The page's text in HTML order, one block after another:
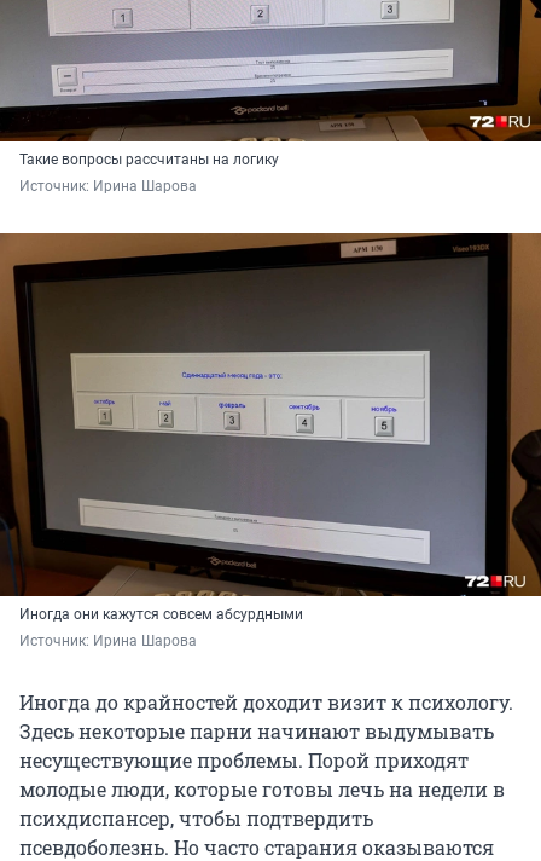
Такие вопросы рассчитаны на логику
Источник: Ирина Шарова
Иногда они кажутся совсем абсурдными
Источник: Ирина Шарова
Иногда до крайностей доходит визит к психологу.
Здесь некоторые парни начинают выдумывать
несуществующие проблемы. Порой приходят
молодые люди, которые готовы лечь на недели в
психдиспансер, чтобы подтвердить
псевдоболезнь. Но часто старания оказываются